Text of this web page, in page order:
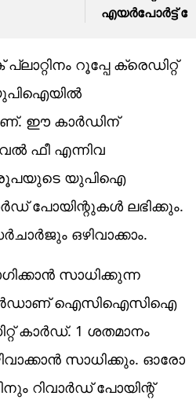
എയര്‍പോര്‍ട്ട്
റൂപ്പേ ക്രെഡിറ്റ്
ഈ കാര്‍ഡിന്
ഫീ എന്നിവ
രൂപയുടെ യുപിഐ
പോയിന്റുകള്‍ ലഭിക്കും.
ഒഴിവാക്കാം.
സാധിക്കുന്ന
കാര്‍ഡാണ് ഐസിഐസിഐ
കാര്‍ഡ്. 1 ശതമാനം
സാധിക്കും. ഓരോ
റിവാര്‍ഡ് പോയിന്റ്